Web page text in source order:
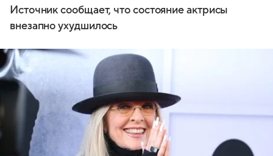
Источник сообщает, что состояние актрисы
внезапно ухудшилось